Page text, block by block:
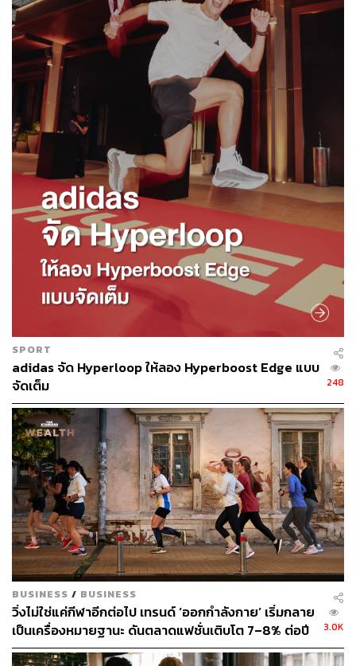
TAGS:
174
ABOUT THE AUTHOR
สมศักดิ์ จันทวิชชประภา
โปรดิวเซอร์ คอลัมนิสต์ และบรรณาธิการ ผู้
หลงใหลในความตื่นเต้นของกีฬาและความ
สงบของการอ่านหนังสือเงียบๆ
SPORT
adidas จัด Hyperloop ให้ลอง Hyperboost Edge แบบ
จัดเต็ม
248
BUSINESS / BUSINESS
วิ่งไม่ใช่แค่กีฬาอีกต่อไป เทรนด์ ‘ออกกำลังกาย’ เริ่มกลาย
เป็นเครื่องหมายฐานะ ดันตลาดแฟชั่นเติบโต 7–8% ต่อปี
3.0K